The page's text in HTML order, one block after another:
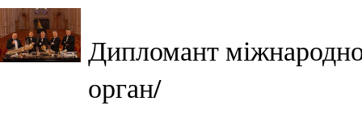
Дипломант
орган/